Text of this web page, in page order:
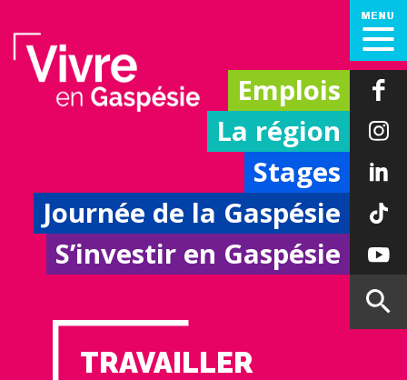
Emplois
La région
Stages
Journée de la Gaspésie
S’investir en Gaspésie
TRAVAILLER